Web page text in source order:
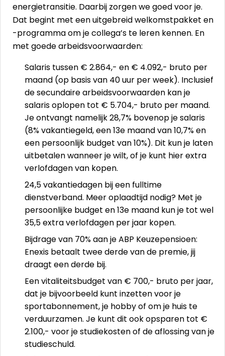
energietransitie. Daarbij zorgen we goed voor je.
Dat begint met een uitgebreid welkomstpakket en
-programma om je collega’s te leren kennen. En
met goede arbeidsvoorwaarden:
Salaris tussen € 2.864,- en € 4.092,- bruto per
maand (op basis van 40 uur per week). Inclusief
de secundaire arbeidsvoorwaarden kan je
salaris oplopen tot € 5.704,- bruto per maand.
Je ontvangt namelijk 28,7% bovenop je salaris
(8% vakantiegeld, een 13e maand van 10,7% en
een persoonlijk budget van 10%). Dit kun je laten
uitbetalen wanneer je wilt, of je kunt hier extra
verlofdagen van kopen.
24,5 vakantiedagen bij een fulltime
dienstverband. Meer oplaadtijd nodig? Met je
persoonlijke budget en 13e maand kun je tot wel
35,5 extra verlofdagen per jaar kopen.
Bijdrage van 70% aan je ABP Keuzepensioen:
Enexis betaalt twee derde van de premie, jij
draagt een derde bij.
Een vitaliteitsbudget van € 700,- bruto per jaar,
dat je bijvoorbeeld kunt inzetten voor je
sportabonnement, je hobby of om je huis te
verduurzamen. Je kunt dit ook opsparen tot €
2.100,- voor je studiekosten of de aflossing van je
studieschuld.